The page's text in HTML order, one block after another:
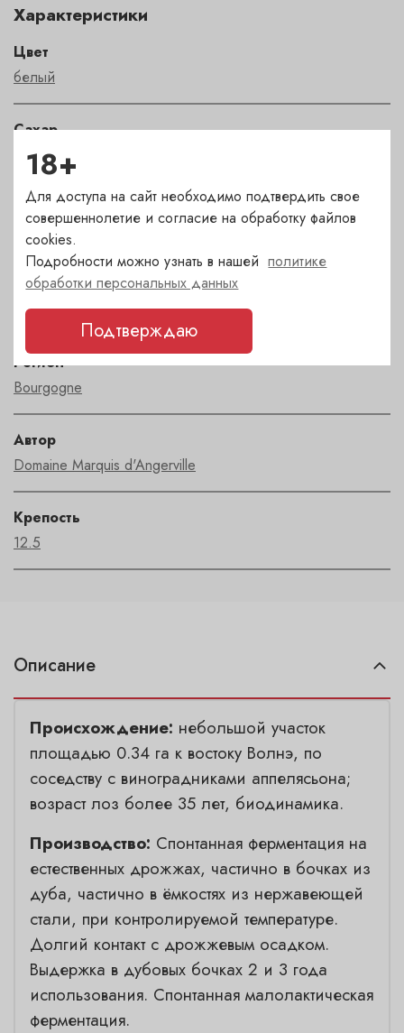
Характеристики
Цвет
белый
Сахар
сухое
Страна
Франция
Сорт
ШАРДОНЕ
Регион
Bourgogne
Автор
Domaine Marquis d'Angerville
Крепость
12.5
Описание
Происхождение: небольшой участок
площадью 0.34 га к востоку Волнэ, по
соседству с виноградниками аппелясьона;
возраст лоз более 35 лет, биодинамика.
Производство: Спонтанная ферментация на
естественных дрожжах, частично в бочках из
дуба, частично в ёмкостях из нержавеющей
стали, при контролируемой температуре.
Долгий контакт с дрожжевым осадком.
Выдержка в дубовых бочках 2 и 3 года
использования. Спонтанная малолактическая
ферментация.
18+
Для доступа на сайт необходимо подтвердить свое
совершеннолетие и согласие на обработку файлов
cookies.
Подробности можно узнать в нашейполитике
обработки персональных данных
Подтверждаю